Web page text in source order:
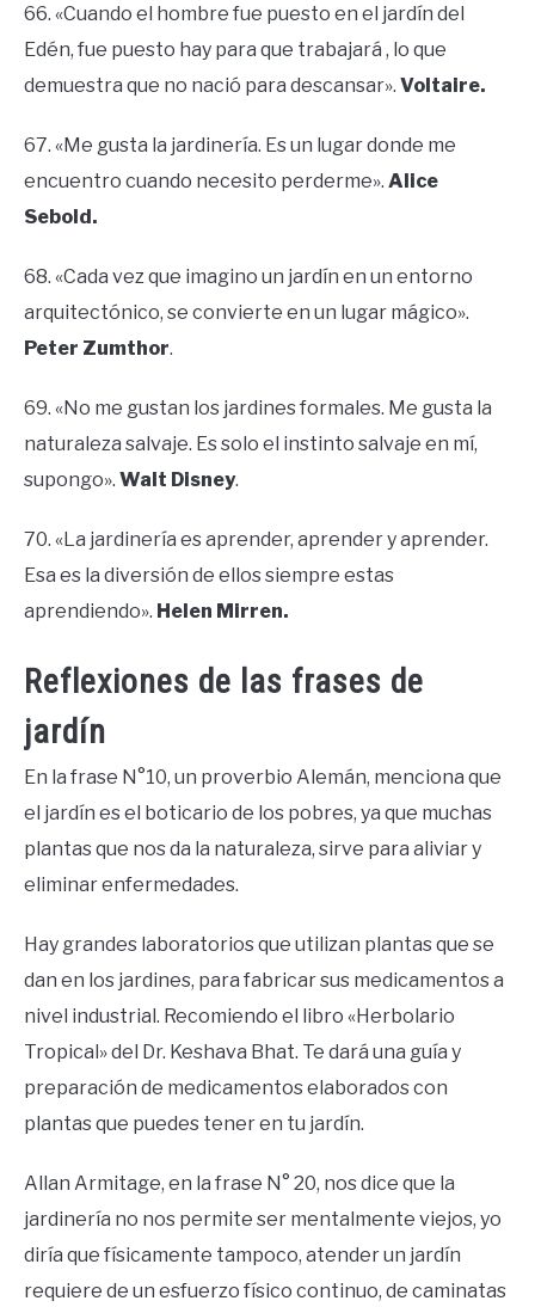
66. «Cuando el hombre fue puesto en el jardín del
Edén, fue puesto hay para que trabajará , lo que
demuestra que no nació para descansar». Voltaire.
67. «Me gusta la jardinería. Es un lugar donde me
encuentro cuando necesito perderme». Alice
Sebold.
68. «Cada vez que imagino un jardín en un entorno
arquitectónico, se convierte en un lugar mágico».
Peter Zumthor.
69. «No me gustan los jardines formales. Me gusta la
naturaleza salvaje. Es solo el instinto salvaje en mí,
supongo». Walt Disney.
70. «La jardinería es aprender, aprender y aprender.
Esa es la diversión de ellos siempre estas
aprendiendo». Helen Mirren.
Reflexiones de las frases de
jardín
En la frase N°10, un proverbio Alemán, menciona que
el jardín es el boticario de los pobres, ya que muchas
plantas que nos da la naturaleza, sirve para aliviar y
eliminar enfermedades.
Hay grandes laboratorios que utilizan plantas que se
dan en los jardines, para fabricar sus medicamentos a
nivel industrial. Recomiendo el libro «Herbolario
Tropical» del Dr. Keshava Bhat. Te dará una guía y
preparación de medicamentos elaborados con
plantas que puedes tener en tu jardín.
Allan Armitage, en la frase N° 20, nos dice que la
jardinería no nos permite ser mentalmente viejos, yo
diría que físicamente tampoco, atender un jardín
requiere de un esfuerzo físico continuo, de caminatas